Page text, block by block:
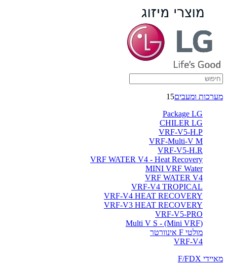
מערכות ומעבים15
Package LG
CHILER LG
VRF-V5-H.P
VRF-Multi-V M
VRF-V5-H.R
VRF WATER V4 - Heat Recovery
MINI VRF Water
VRF WATER V4
VRF-V4 TROPICAL
VRF-V4 HEAT RECOVERY
VRF-V3 HEAT RECOVERY
VRF-V5-PRO
(Multi V S - (Mini VRF
מולטי F אינוורטר
VRF-V4
מאיידי F/FDX